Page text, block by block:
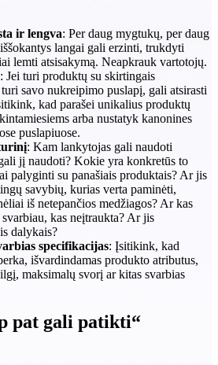
ir lengva: Per daug mygtukų, per daug
langai gali erzinti, trukdyti
lemti atsisakymą. Neapkrauk vartotojų.
: Jei turi produktų su skirtingais
savo nukreipimo puslapį, gali atsirasti
kad parašei unikalius produktų
arba nustatyk kanonines
puslapiuose.
: Kam lankytojas gali naudoti
jį naudoti? Kokie yra konkretūs to
palyginti su panašiais produktais? Ar jis
savybių, kurias verta paminėti,
iš netepančios medžiagos? Ar kas
kas neįtraukta? Ar jis
dalykais?
specifikacijas: Įsitikink, kad
išvardindamas produkto atributus,
maksimalų svorį ar kitas svarbias
pat gali patikti“